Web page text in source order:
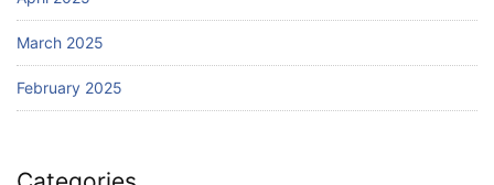
March 2025
February 2025